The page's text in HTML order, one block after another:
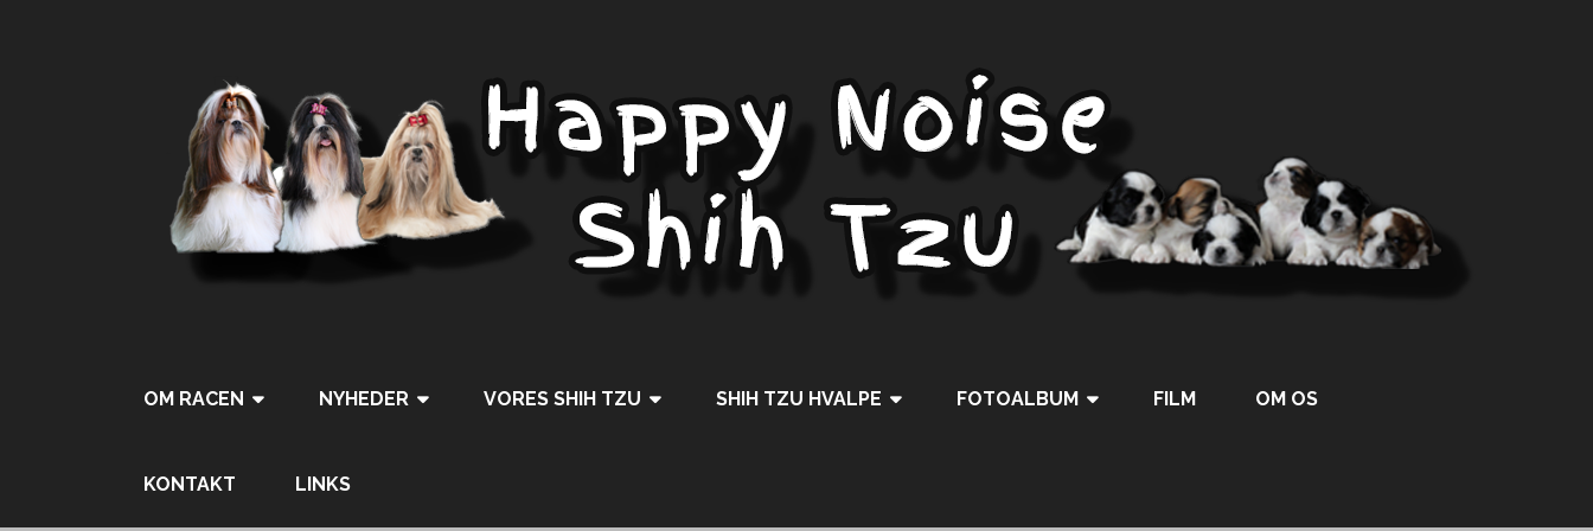
OM RACEN NYHEDER VORES SHIH TZU SHIH TZU HVALPE FOTOALBUM FILM OM OS
KONTAKT LINKS